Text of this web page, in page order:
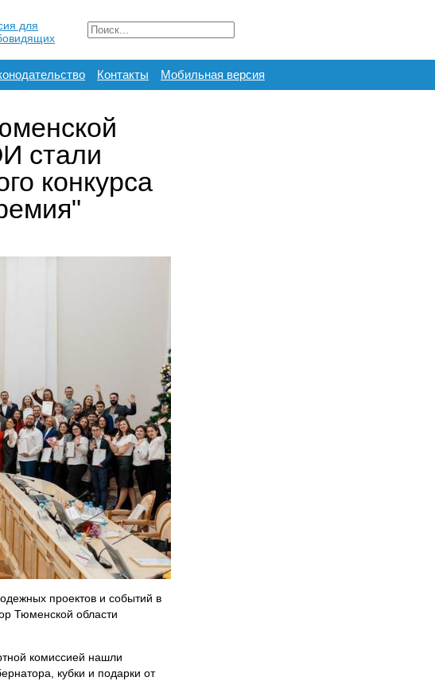
для
Контакты Мобильная версия
стали
конкурса
проектов и событий в
Тюменской области
комиссией нашли
кубки и подарки от